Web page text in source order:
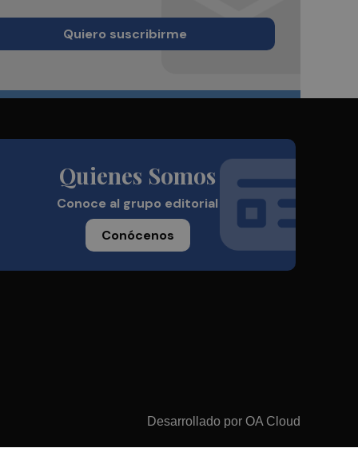
Quiero suscribirme
Quienes Somos
Conoce al grupo editorial
Conócenos
Desarrollado por OA Cloud